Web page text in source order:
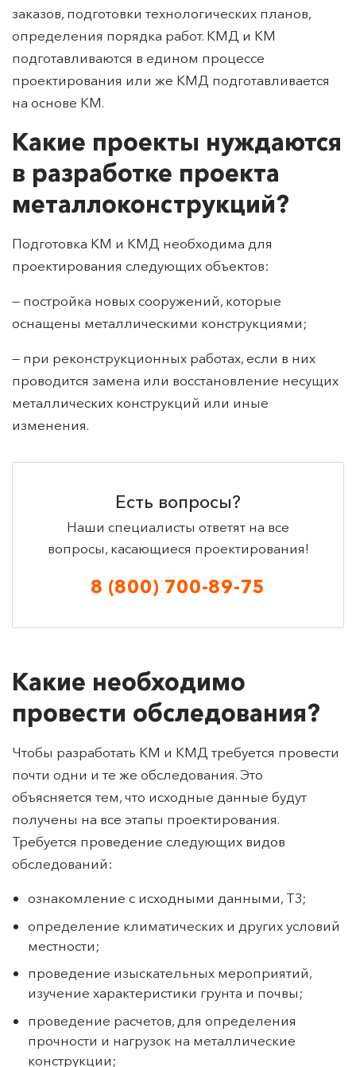
заказов, подготовки технологических планов,
определения порядка работ. КМД и КМ
подготавливаются в едином процессе
проектирования или же КМД подготавливается
на основе КМ.
Какие проекты нуждаются
в разработке проекта
металлоконструкций?
Подготовка КМ и КМД необходима для
проектирования следующих объектов:
— постройка новых сооружений, которые
оснащены металлическими конструкциями;
— при реконструкционных работах, если в них
проводится замена или восстановление несущих
металлических конструкций или иные
изменения.
Есть вопросы?
Наши специалисты ответят на все
вопросы, касающиеся проектирования!
8 (800) 700-89-75
Какие необходимо
провести обследования?
Чтобы разработать КМ и КМД требуется провести
почти одни и те же обследования. Это
объясняется тем, что исходные данные будут
получены на все этапы проектирования.
Требуется проведение следующих видов
обследований:
ознакомление с исходными данными, ТЗ;
определение климатических и других условий
местности;
проведение изыскательных мероприятий,
изучение характеристики грунта и почвы;
проведение расчетов, для определения
прочности и нагрузок на металлические
конструкции;